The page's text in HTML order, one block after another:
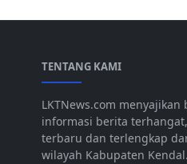
TENTANG KAMI
LKTNews.com
informasi berita
terbaru dan terlengkap
wilayah Kabupaten Kendal.